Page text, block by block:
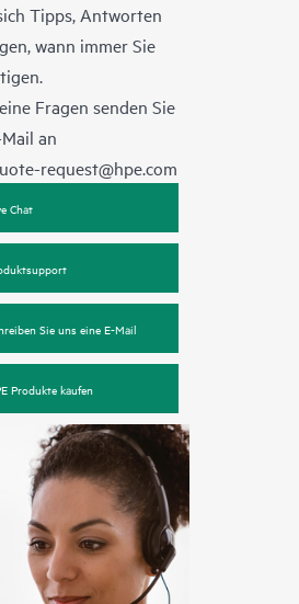
Tipps, Antworten
wann immer Sie
Fragen senden Sie
an
request@hpe.com
Chat
Sie uns eine E-Mail
Produkte kaufen